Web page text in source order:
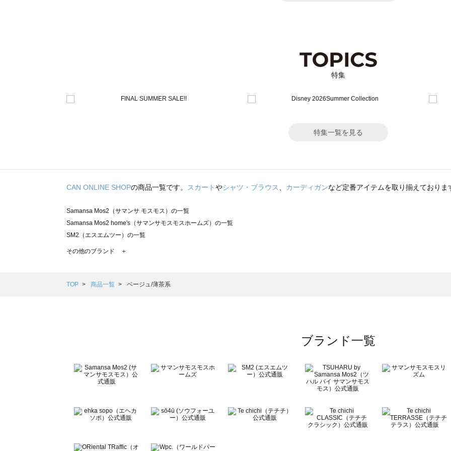
特集
特集一覧を見る
CAN ONLINE SHOPの商品一覧です。 スカートやシャツ・ブラウス、 カーディガンなど定番アイテムを取り揃えておりま
Samansa Mos2（サマンサ モスモス）の一覧
Samansa Mos2 home's（サマンサモスモスホームズ）の一覧
SM2（エスエムツー）の一覧
TSUHARU by Samansa Mos2（ツハルバイサマンサモスモス）の一覧
Samansa Mos2 Lagom（サマンサモスモス ラーゴム）の一覧
BETTY'S BLUE（べティーズブルー）の一覧
Wpc.（ワールドパーティー）の一覧
その他のブランド ＋
TOP 商品一覧 ベージュ/薄茶系
ブランド一覧